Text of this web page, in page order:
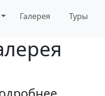
Галерея Туры